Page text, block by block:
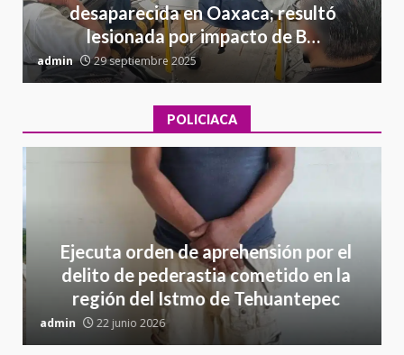
desaparecida en Oaxaca; resultó
lesionada por impacto de B…
admin 29 septiembre 2025
POLICIACA
Ejecuta orden de aprehensión por el
delito de pederastia cometido en la
región del Istmo de Tehuantepec
admin 22 junio 2026